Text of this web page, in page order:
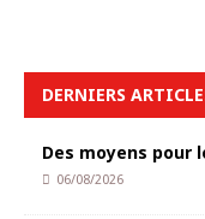
DERNIERS
Des moyens pour
06/08/2026